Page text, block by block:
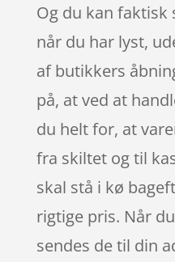
Og du kan
når du har lyst,
af butikkers
på, at ved at
du helt for, at
fra skiltet og til
skal stå i kø
rigtige pris. Når
sendes de til din